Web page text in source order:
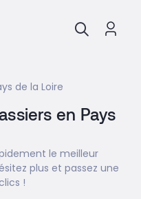
de la Loire
en Pays
le meilleur
plus et passez une
!